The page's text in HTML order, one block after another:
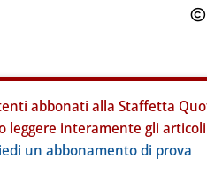
abbonati alla Staffetta
leggere interamente gli
un abbonamento di prova